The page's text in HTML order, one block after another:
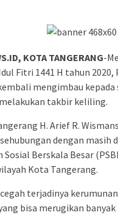
KOTA TANGERANG-
Fitri 1441 H tahun
mengimbau
takbir keliling.
H. Arief R.
dengan masih
Sosial Berskala Besar
Kota Tangerang.
terjadinya
bisa merugikan